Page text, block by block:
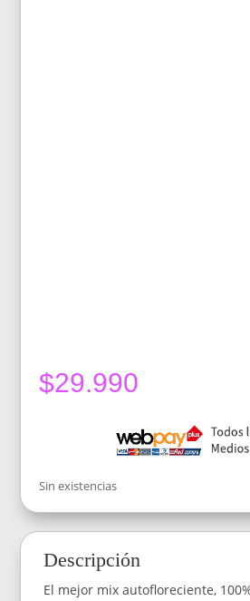
$29.990
Sin existencias
Descripción
El mejor mix autofloreciente,